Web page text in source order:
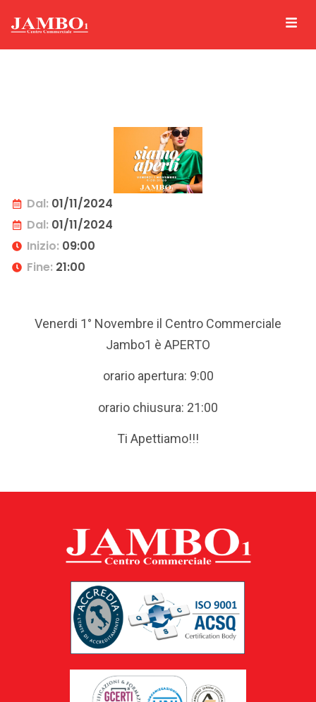
Venerdi 1° Novembre il Centro Commerciale
Jambo1 è APERTO
orario apertura: 9:00
orario chiusura: 21:00
Ti Apettiamo!!!
Dal: 01/11/2024
Dal: 01/11/2024
Inizio: 09:00
Fine: 21:00